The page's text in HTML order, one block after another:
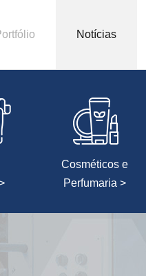
Notícias
Cosméticos e
Perfumaria >